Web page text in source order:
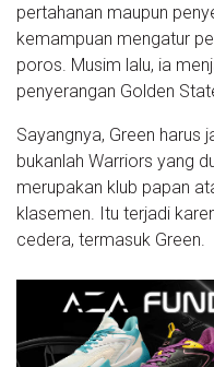
pertahanan maupun
kemampuan mengatur
poros. Musim lalu, ia
penyerangan Golden
Sayangnya, Green harus
bukanlah Warriors yang
merupakan klub papan
klasemen. Itu terjadi
cedera, termasuk Green.